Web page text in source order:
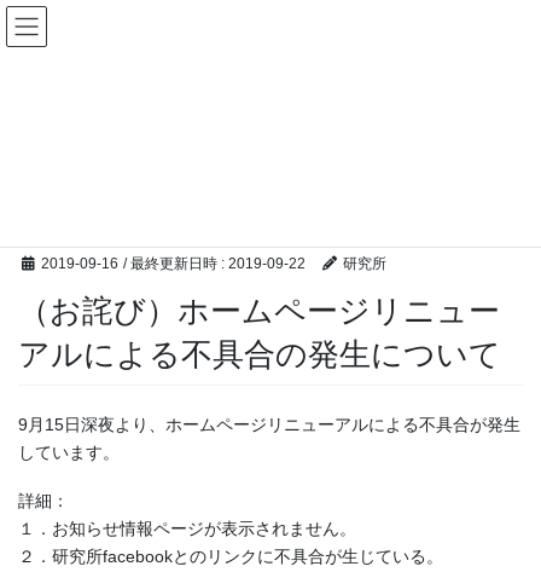
コ
ン
ナ
ビ
2019-09-16 / 最終更新日時 : 2019-09-22 研究所
（お詫び）ホームページリニュー
アルによる不具合の発生について
9月15日深夜より、ホームページリニューアルによる不具合が発生
しています。
詳細：
１．お知らせ情報ページが表示されません。
２．研究所facebookとのリンクに不具合が生じている。